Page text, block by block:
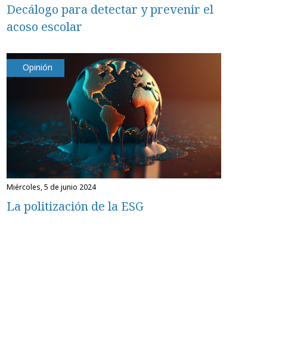
Decálogo para detectar y prevenir el
acoso escolar
Opinión
miércoles, 5 de junio 2024
La politización de la ESG